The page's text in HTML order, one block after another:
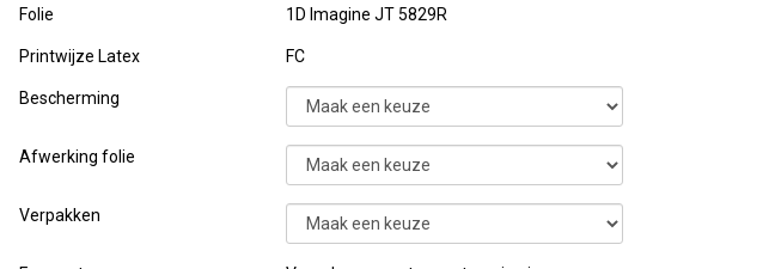
Folie 1D Imagine JT 5829R
Printwijze Latex FC
Bescherming
Afwerking folie
Verpakken